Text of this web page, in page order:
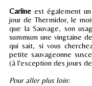
Carline est également
jour de Thermidor, le
que la Sauvage, son
summum une vingtaine
qui sait, si vous
petite sauvageonne
(à l'exception des jours
Pour aller plus loin: